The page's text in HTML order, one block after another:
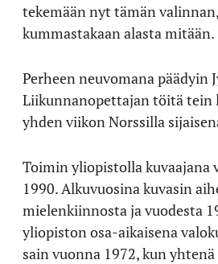
tekemään nyt tämän
kummastakaan alasta mitään.
Perheen neuvomana päädyin
Liikunnanopettajan töitä tein
yhden viikon Norssilla
Toimin yliopistolla kuvaajana
1990. Alkuvuosina kuvasin
mielenkiinnosta ja vuodesta
yliopiston osa-aikaisena
sain vuonna 1972, kun